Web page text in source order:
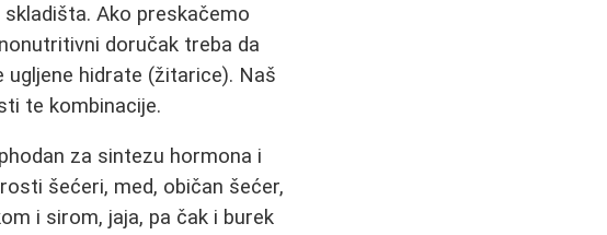
Ako preskačemo
doručak treba da
ugljene hidrate (žitarice). Naš
te kombinacije.
za sintezu hormona i
šećeri, med, običan šećer,
i sirom, jaja, pa čak i burek